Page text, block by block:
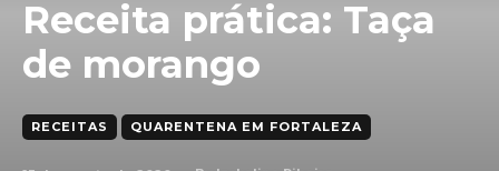
Receita prática: Taça
de morango
RECEITAS QUARENTENA EM FORTALEZA